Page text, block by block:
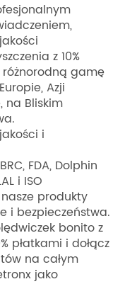
z 10%
różnorodną gamę
Azji
na Bliskim
i
FDA, Dolphin
i ISO
produkty
i bezpieczeństwa.
bonito z
płatkami i dołącz
na całym
jako